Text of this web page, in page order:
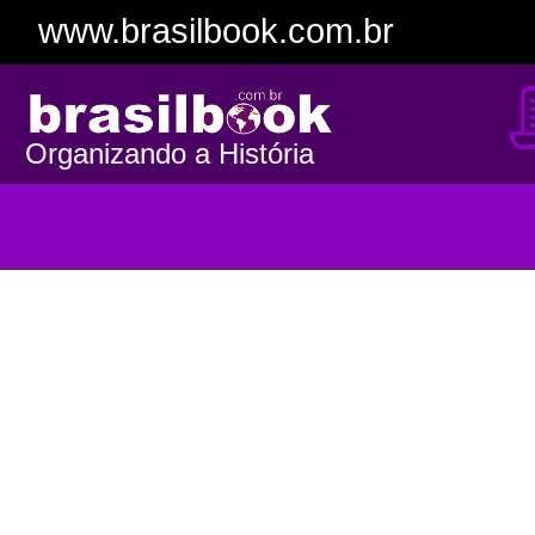
www.brasilbook.com.br
Organizando a História